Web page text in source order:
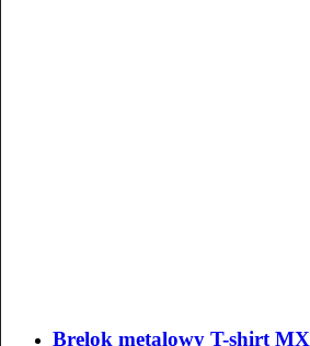
Brelok metalowy T-shirt MX